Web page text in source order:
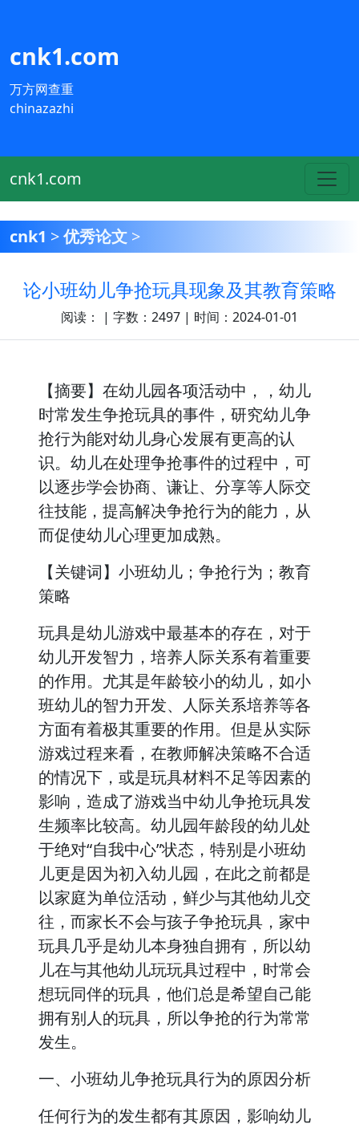
cnk1.com
万方网查重
chinazazhi
cnk1.com
cnk1 >优秀论文 >
论小班幼儿争抢玩具现象及其教育策略
阅读： | 字数：2497 | 时间：2024-01-01
【摘要】在幼儿园各项活动中，，幼儿
时常发生争抢玩具的事件，研究幼儿争
抢行为能对幼儿身心发展有更高的认
识。幼儿在处理争抢事件的过程中，可
以逐步学会协商、谦让、分享等人际交
往技能，提高解决争抢行为的能力，从
而促使幼儿心理更加成熟。
【关键词】小班幼儿；争抢行为；教育
策略
玩具是幼儿游戏中最基本的存在，对于
幼儿开发智力，培养人际关系有着重要
的作用。尤其是年龄较小的幼儿，如小
班幼儿的智力开发、人际关系培养等各
方面有着极其重要的作用。但是从实际
游戏过程来看，在教师解决策略不合适
的情况下，或是玩具材料不足等因素的
影响，造成了游戏当中幼儿争抢玩具发
生频率比较高。幼儿园年龄段的幼儿处
于绝对“自我中心”状态，特别是小班幼
儿更是因为初入幼儿园，在此之前都是
以家庭为单位活动，鲜少与其他幼儿交
往，而家长不会与孩子争抢玩具，家中
玩具几乎是幼儿本身独自拥有，所以幼
儿在与其他幼儿玩玩具过程中，时常会
想玩同伴的玩具，他们总是希望自己能
拥有别人的玩具，所以争抢的行为常常
发生。
一、小班幼儿争抢玩具行为的原因分析
任何行为的发生都有其原因，影响幼儿